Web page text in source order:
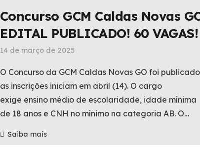
Concurso GCM Caldas Novas
EDITAL PUBLICADO! 60 VAGAS!
14 de março de 2025
O Concurso da GCM Caldas Novas GO foi
as inscrições iniciam em abril (14). O cargo
exige ensino médio de escolaridade, idade mínima
de 18 anos e CNH no mínimo na categoria AB. O…
Saiba mais